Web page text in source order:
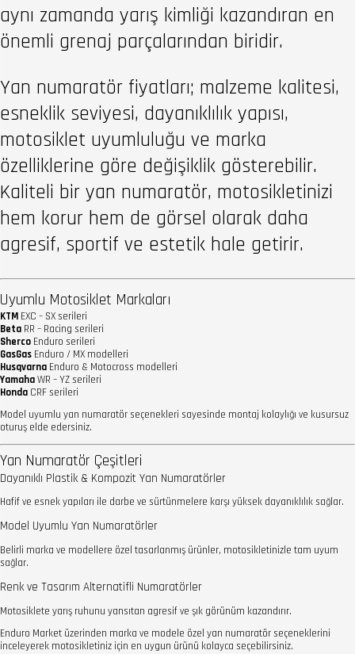
aynı zamanda yarış kimliği kazandıran en
önemli grenaj parçalarından biridir.
Yan numaratör fiyatları; malzeme kalitesi,
esneklik seviyesi, dayanıklılık yapısı,
motosiklet uyumluluğu ve marka
özelliklerine göre değişiklik gösterebilir.
Kaliteli bir yan numaratör, motosikletinizi
hem korur hem de görsel olarak daha
agresif, sportif ve estetik hale getirir.
Uyumlu Motosiklet Markaları
KTM EXC – SX serileri
Beta RR – Racing serileri
Sherco Enduro serileri
GasGas Enduro / MX modelleri
Husqvarna Enduro & Motocross modelleri
YamahaWR – YZ serileri
Honda CRF serileri
Model uyumlu yan numaratör seçenekleri sayesinde montaj kolaylığı ve kusursuz
oturuş elde edersiniz.
Yan Numaratör Çeşitleri
Dayanıklı Plastik & Kompozit Yan Numaratörler
Hafif ve esnek yapıları ile darbe ve sürtünmelere karşı yüksek dayanıklılık sağlar.
Model Uyumlu Yan Numaratörler
Belirli marka ve modellere özel tasarlanmış ürünler, motosikletinizle tam uyum
sağlar.
Renk ve Tasarım Alternatifli Numaratörler
Motosiklete yarış ruhunu yansıtan agresif ve şık görünüm kazandırır.
Enduro Market üzerinden marka ve modele özel yan numaratör seçeneklerini
inceleyerek motosikletiniz için en uygun ürünü kolayca seçebilirsiniz.